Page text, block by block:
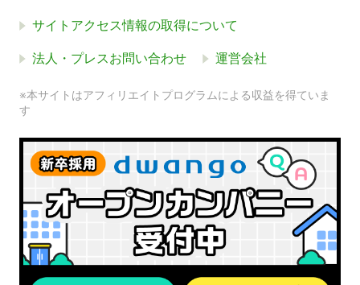
サイトアクセス情報の取得について
法人・プレスお問い合わせ 運営会社
※本サイトはアフィリエイトプログラムによる収益を得ていま
す